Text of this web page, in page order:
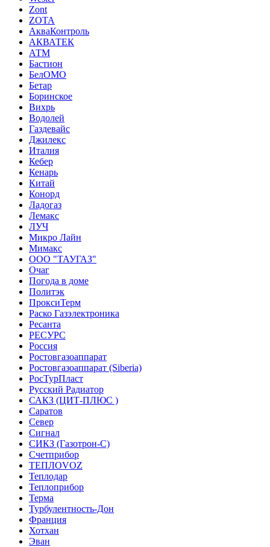
Zont
ZOTA
АкваКонтроль
АКВАТЕК
АТМ
Бастион
БелОМО
Бетар
Боринское
Вихрь
Водолей
Газдевайс
Джилекс
Италия
Кебер
Кенарь
Китай
Конорд
Ладогаз
Лемакс
ЛУЧ
Микро Лайн
Мимакс
ООО "ТАУГАЗ"
Очаг
Погода в доме
Политэк
ПроксиТерм
Раско Газэлектроника
Ресанта
РЕСУРС
Россия
Ростовгазоаппарат
Ростовгазоаппарат (Siberia)
РосТурПласт
Русский Радиатор
САКЗ (ЦИТ-ПЛЮС )
Саратов
Север
Сигнал
СИКЗ (Газотрон-С)
Счетприбор
ТЕПЛОVOZ
Теплодар
Теплоприбор
Терма
Турбулентность-Дон
Франция
Хотхан
Эван